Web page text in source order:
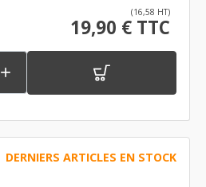
(16,58 HT)
19,90 € TTC

DERNIERS ARTICLES EN STOCK